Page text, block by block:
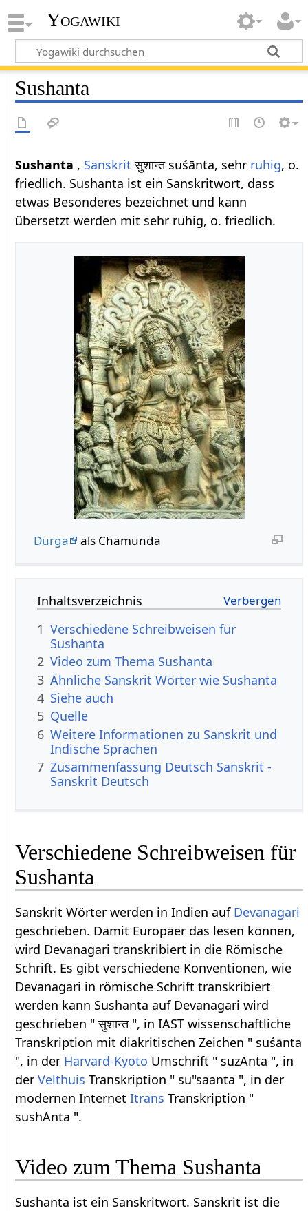
Yogawiki
Sushanta
Sushanta , Sanskrit सुशान्त suśānta, sehr ruhig, o.
friedlich. Sushanta ist ein Sanskritwort, dass
etwas Besonderes bezeichnet und kann
übersetzt werden mit sehr ruhig, o. friedlich.
Durga als Chamunda
Inhaltsverzeichnis
1 Verschiedene Schreibweisen für
Sushanta
2 Video zum Thema Sushanta
3 Ähnliche Sanskrit Wörter wie Sushanta
4 Siehe auch
5 Quelle
6 Weitere Informationen zu Sanskrit und
Indische Sprachen
7 Zusammenfassung Deutsch Sanskrit -
Sanskrit Deutsch
Verschiedene Schreibweisen für
Sushanta
Sanskrit Wörter werden in Indien auf Devanagari
geschrieben. Damit Europäer das lesen können,
wird Devanagari transkribiert in die Römische
Schrift. Es gibt verschiedene Konventionen, wie
Devanagari in römische Schrift transkribiert
werden kann Sushanta auf Devanagari wird
geschrieben " सुशान्त ", in IAST wissenschaftliche
Transkription mit diakritischen Zeichen " suśānta
", in der Harvard-Kyoto Umschrift " suzAnta ", in
derVelthuis Transkription " su"saanta ", in der
modernen InternetItrans Transkription "
sushAnta ".
Video zum Thema Sushanta
Sushanta ist ein Sanskritwort. Sanskrit ist die